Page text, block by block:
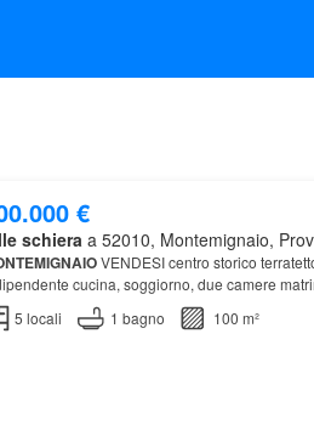
€
schieraa 52010, Montemignaio,
VENDESI centro storico
cucina, soggiorno, due camere
5 locali 1 bagno 100 m²